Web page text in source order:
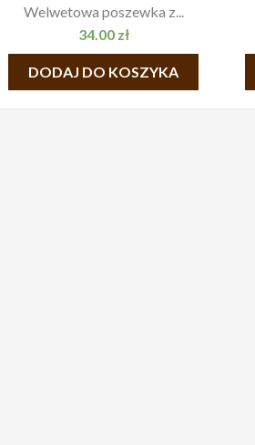
Welwetowa poszewka z...
34.00 zł
DODAJ DO KOSZYKA